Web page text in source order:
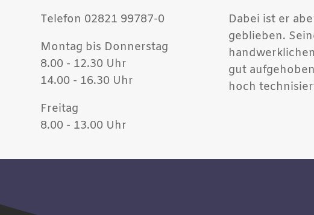
Telefon 02821 99787-0
Montag bis Donnerstag
8.00 - 12.30 Uhr
14.00 - 16.30 Uhr
Freitag
8.00 - 13.00 Uhr
Dabei ist er
geblieben.
gut
hoch